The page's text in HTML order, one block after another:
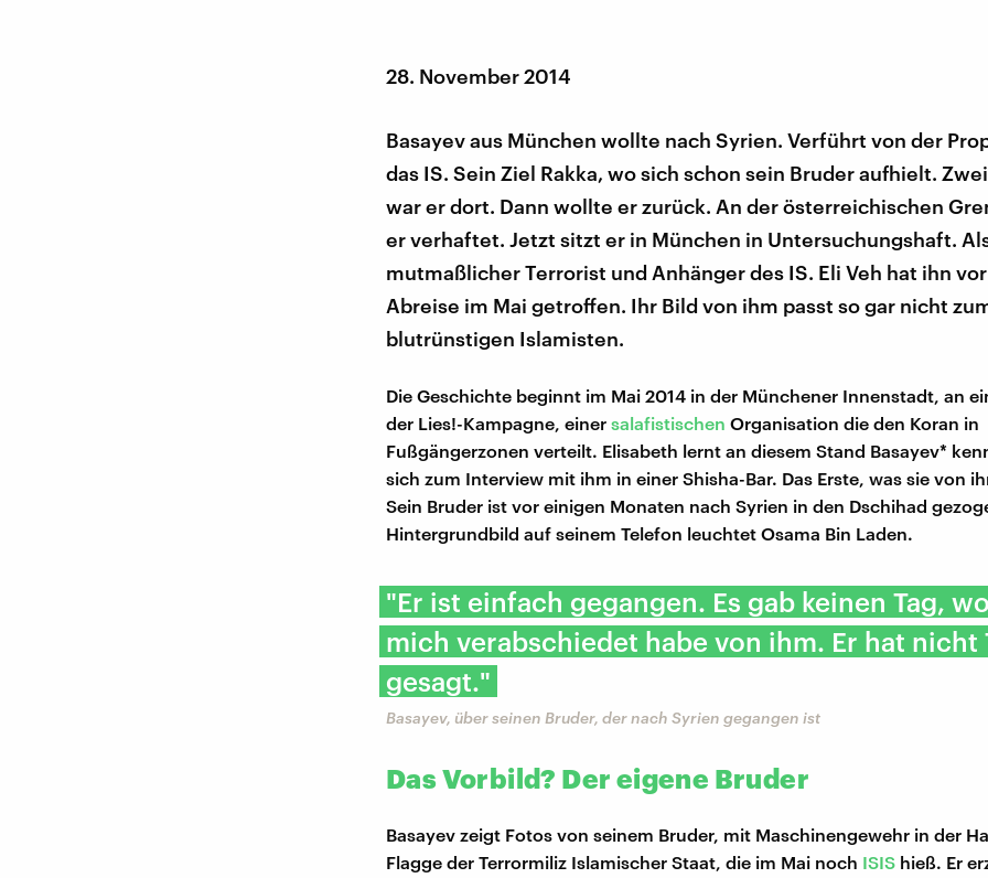
28. November 2014
Basayev aus München wollte nach Syrien. Verführt von der
das IS. Sein Ziel Rakka, wo sich schon sein Bruder aufhielt.
war er dort. Dann wollte er zurück. An der österreichischen
er verhaftet. Jetzt sitzt er in München in Untersuchungshaft.
mutmaßlicher Terrorist und Anhänger des IS. Eli Veh hat ihn
Abreise im Mai getroffen. Ihr Bild von ihm passt so gar nicht
blutrünstigen Islamisten.
Die Geschichte beginnt im Mai 2014 in der Münchener Innenstadt, an
der Lies!-Kampagne, einer salafistischen Organisation die den Koran in
Fußgängerzonen verteilt. Elisabeth lernt an diesem Stand Basayev*
sich zum Interview mit ihm in einer Shisha-Bar. Das Erste, was sie von
Sein Bruder ist vor einigen Monaten nach Syrien in den Dschihad
Hintergrundbild auf seinem Telefon leuchtet Osama Bin Laden.
"Er ist einfach gegangen. Es gab keinen Tag,
mich verabschiedet habe von ihm. Er hat nicht
gesagt."
Basayev, über seinen Bruder, der nach Syrien gegangen ist
Das Vorbild? Der eigene Bruder
Basayev zeigt Fotos von seinem Bruder, mit Maschinengewehr in der
Flagge der Terrormiliz Islamischer Staat, die im Mai noch ISIS hieß. Er